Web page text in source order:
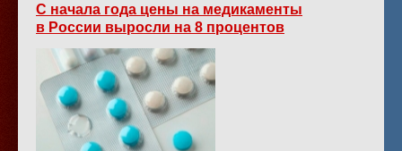
С начала года цены на медикаменты
в России выросли на 8 процентов